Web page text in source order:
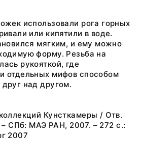
использовали рога горных
или кипятили в воде.
мягким, и ему можно
форму. Резьба на
рукояткой, где
отдельных мифов способом
над другом.
Кунсткамеры / Отв.
СПб: МАЭ РАН, 2007. – 272 с.:
2007